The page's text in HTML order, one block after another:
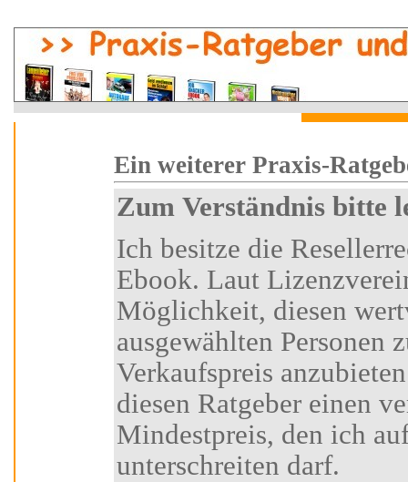
Ein weiterer
Zum Verständnis bitte
Ich besitze die Resellerrechte an diesem Ratgeber-
Ebook. Laut Lizenzvereinbarung habe ich die
Möglichkeit, diesen wertvollen Ratgeber
ausgewählten Personen
Verkaufspreis
diesen Ratgeber einen vertraglich festgelegten
Mindestpreis, den ich auf keinen Fall
unterschreiten darf.